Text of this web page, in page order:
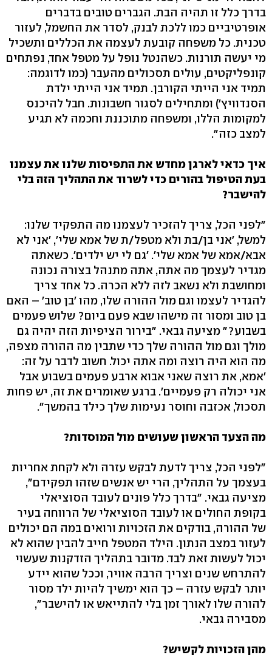
בדרך כלל זו תהיה הבת. הגברים טובים בדברים
אופרטיביים כמו ללכת לבנק, לסדר את החשמל, לעזור
טכנית. כל משפחה קובעת לעצמה את הכללים ותשכיל
מי יעשה תורנות. כשהנטל נופל על מטפל אחד, נפתחים
קונפליקטים, עולים תסכולים מהעבר (כמו לדוגמה:
תמיד אני הייתי הקורבן. תמיד אני הייתי ילדת
הסנדוויץ') ומתחילים לסגור חשבונות. חבל להיכנס
למקומות הללו, ומשפחה מתוכננת וחכמה לא תגיע
למצב כזה".
איך כדאי לארגן מחדש את התפיסות שלנו את עצמנו
בעת הטיפול בהורים כדי לשרוד את התהליך הזה בלי
להישבר?
"לפני הכל, צריך להזכיר לעצמנו מה התפקיד שלנו:
למשל, 'אני בן/בת ולא מטפל/ת של אמא שלי', 'אני לא
אבא/אמא של אמא שלי'. 'גם לי יש ילדים'. כשאתה
מגדיר לעצמך מה אתה, אתה מתנהל בצורה נכונה
ומחושבת ולא נשאב לזה ללא הכרה. כל אחד צריך
להגדיר לעצמו וגם מול ההורה שלו, מהו 'בן טוב' – האם
בן טוב ומסור זה מישהו שבא פעם ביום? שלוש פעמים
בשבוע?" מציעה גבאי. "בירור הציפיות הזה יהיה גם
מולך וגם מול ההורה שלך כדי שתבין מה ההורה מצפה,
מה הוא היה רוצה ומה אתה יכול. חשוב לדבר על זה:
'אמא, את רוצה שאני אבוא ארבע פעמים בשבוע אבל
אני יכולה רק פעמיים'. ברגע שאומרים את זה, יש פחות
תסכול, אכזבה וחוסר נעימות שלך כילד בהמשך".
מה הצעד הראשון שעושים מול המוסדות?
"לפני הכל, צריך לדעת לבקש עזרה ולא לקחת אחריות
בעצמך על התהליך, הרי יש אנשים שזהו תפקידם",
מציעה גבאי. "בדרך כלל פונים לעובד הסוציאלי
בקופת החולים או לעובד הסוציאלי של הרווחה בעיר
של ההורה, בודקים את הזכויות ורואים במה הם יכולים
לעזור במצב הנתון. הילד המטפל חייב להבין שהוא לא
יכול לעשות זאת לבד. מדובר בתהליך הזדקנות שעשוי
להתרחש שנים וצריך הרבה אוויר, וככל שהוא יידע
יותר לבקש עזרה – כך הוא ימשיך להיות ילד מסור
להורה שלו לאורך זמן בלי להתייאש או להישבר",
מסבירה גבאי.
מהן הזכויות לקשיש?